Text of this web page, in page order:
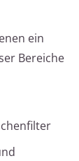
ein
Bereiche